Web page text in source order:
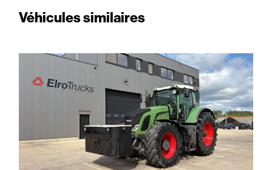
Véhicules similaires